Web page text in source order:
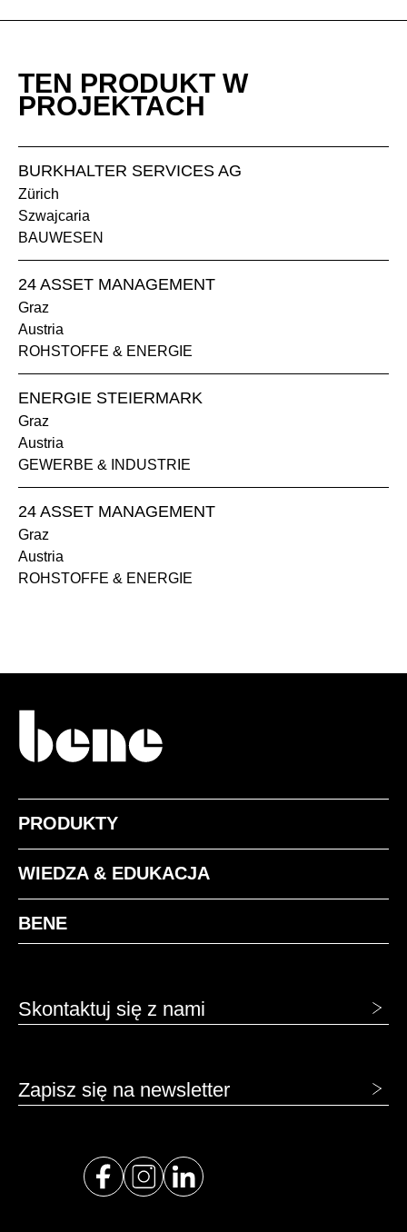
TEN PRODUKT W
PROJEKTACH
BURKHALTER SERVICES AG
Zürich
Szwajcaria
BAUWESEN
24 ASSET MANAGEMENT
Graz
Austria
ROHSTOFFE & ENERGIE
ENERGIE STEIERMARK
Graz
Austria
GEWERBE & INDUSTRIE
24 ASSET MANAGEMENT
Graz
Austria
ROHSTOFFE & ENERGIE
PRODUKTY
WIEDZA & EDUKACJA
BENE
Skontaktuj się z nami
Zapisz się na newsletter